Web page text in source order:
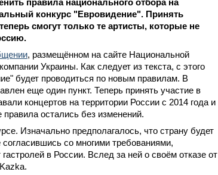
правила национального отбора на
конкурс "Евровидение". Принять
смогут только те артисты, которые не
, размещённом на сайте Национальной
Украины. Как следует из текста, с этого
будет проводиться по новым правилам. В
еще один пункт. Теперь принять участие в
концертов на территории России с 2014 года и
остались без изменений.
Изначально предполагалось, что страну будет
со многими требованиями,
в России. Вслед за ней о своём отказе от